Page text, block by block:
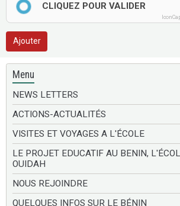
CLIQUEZ POUR VALIDER
Ajouter
Menu
NEWS LETTERS
ACTIONS-ACTUALITÉS
VISITES ET VOYAGES A L'ÉCOLE
LE PROJET EDUCATIF AU BENIN,
OUIDAH
NOUS REJOINDRE
QUELQUES INFOS SUR LE BÉNIN